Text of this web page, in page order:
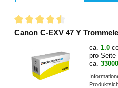
Canon C-EXV 47 Y
ca. 1.0
pro Seite
ca.